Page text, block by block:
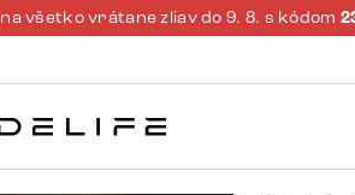
na všetko vrátane zliav do 9. 8. s kódom